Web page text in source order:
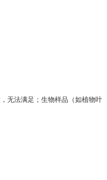
无法满足；生物样品（如植物叶